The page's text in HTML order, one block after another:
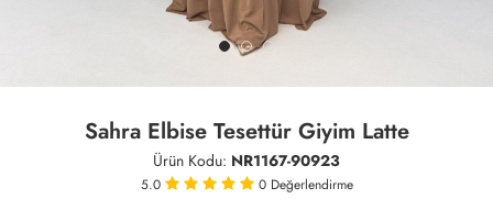
Sahra Elbise Tesettür Giyim Latte
Ürün Kodu: NR1167-90923
5.0 0 Değerlendirme